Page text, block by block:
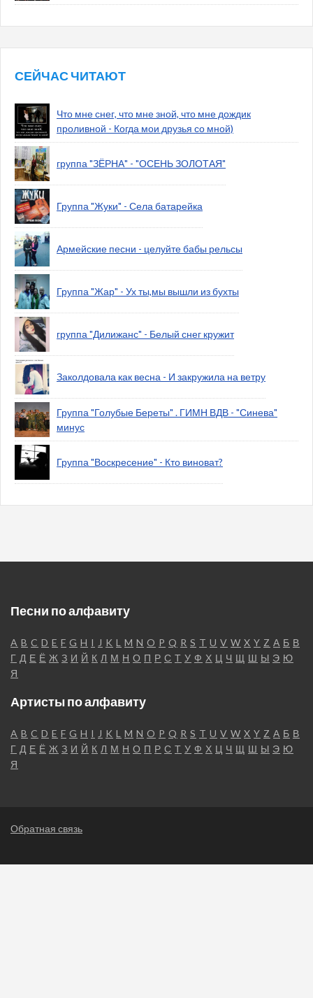
СЕЙЧАС ЧИТАЮТ
Что мне снег, что мне зной, что мне дождик
проливной - Когда мои друзья со мной)
группа "ЗЁРНА" - "ОСЕНЬ ЗОЛОТАЯ"
Группа "Жуки" - Села батарейка
Армейские песни - целуйте бабы рельсы
Группа "Жар" - Ух ты,мы вышли из бухты
группа "Дилижанс" - Белый снег кружит
Заколдовала как весна - И закружила на ветру
Группа "Голубые Береты" . ГИМН ВДВ - "Синева"
минус
Группа "Воскресение" - Кто виноват?
Песни по алфавиту
A B C D E F G H I J K L M N O P Q R S T U V W X Y Z А Б В
Г Д Е Ё Ж З И Й К Л М Н О П Р С Т У Ф Х Ц Ч Щ Ш Ы Э Ю
Я
Артисты по алфавиту
A B C D E F G H I J K L M N O P Q R S T U V W X Y Z А Б В
Г Д Е Ё Ж З И Й К Л М Н О П Р С Т У Ф Х Ц Ч Щ Ш Ы Э Ю
Я
Обратная связь